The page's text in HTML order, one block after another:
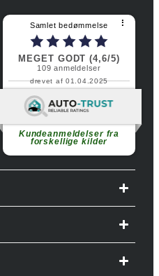
Samlet bedømmelse ⠇
MEGET GODT (4,6/5)
109anmeldelser
drevet af 01.04.2025
Kundeanmeldelser fra
forskellige kilder
Fortsæt med at læse